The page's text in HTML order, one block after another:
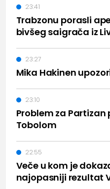
Trabzonu porasli
bivšeg saigrača iz
23:41
Mika Hakinen
23:27
Problem za Partizan
Tobolom
23:10
Veče u kom je
najopasniji rezultat
22:55